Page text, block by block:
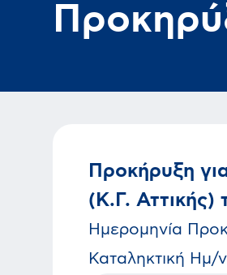
Προκήρυξη
(Κ.Γ. Αττικής)
Ημερομηνία
Καταληκτική Ημ/